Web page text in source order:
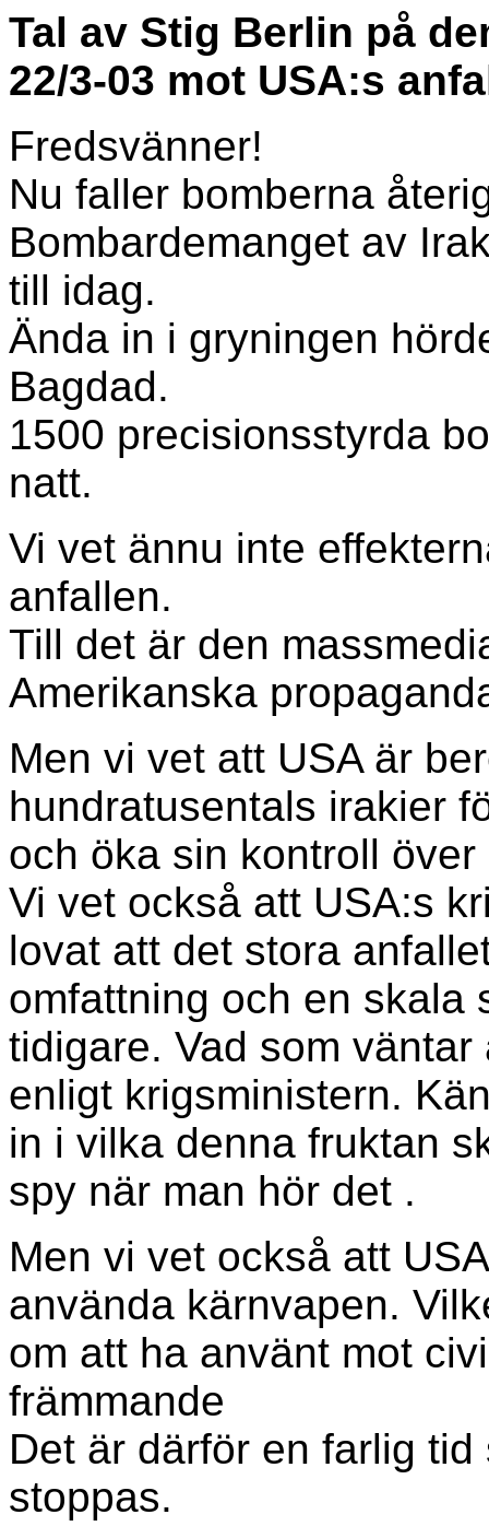
Tal av Stig Berlin på
22/3-03 mot USA:s
Fredsvänner!
Nu faller bomberna
Bombardemanget av
till idag.
Ända in i gryningen
Bagdad.
1500 precisionsstyrda
natt.
Vi vet ännu inte
anfallen.
Till det är den
Amerikanska
Men vi vet att USA är
hundratusentals irakier
och öka sin kontroll över
Vi vet också att USA:s
lovat att det stora
omfattning och en skala
tidigare. Vad som
enligt krigsministern.
in i vilka denna fruktan
spy när man hör det .
Men vi vet också att
använda kärnvapen.
om att ha använt mot
främmande
Det är därför en farlig
stoppas.